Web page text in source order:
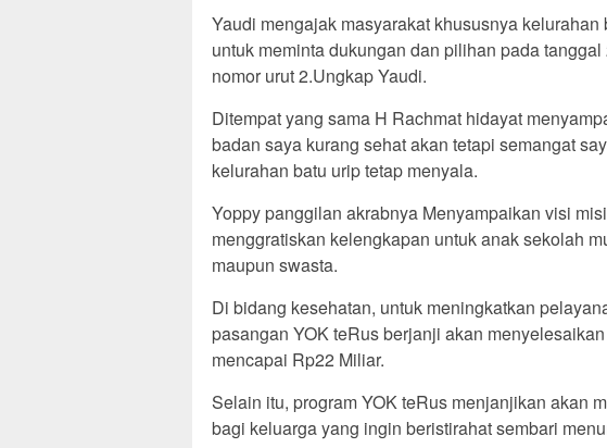
Yaudi mengajak masyarakat khususnya
untuk meminta dukungan dan pilihan pada
nomor urut 2.Ungkap Yaudi.
Ditempat yang sama H Rachmat hidayat
badan saya kurang sehat akan tetapi semangat
kelurahan batu urip tetap menyala.
Yoppy panggilan akrabnya Menyampaikan visi
menggratiskan kelengkapan untuk anak sekolah
maupun swasta.
Di bidang kesehatan, untuk meningkatkan
pasangan YOK teRus berjanji akan
mencapai Rp22 Miliar.
Selain itu, program YOK teRus menjanjikan akan
bagi keluarga yang ingin beristirahat sembari